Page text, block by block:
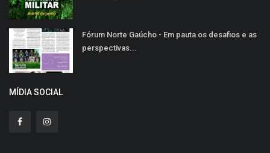
Fórum Norte Gaúcho - Em pauta os desafios e as
perspectivas...
MÍDIA SOCIAL